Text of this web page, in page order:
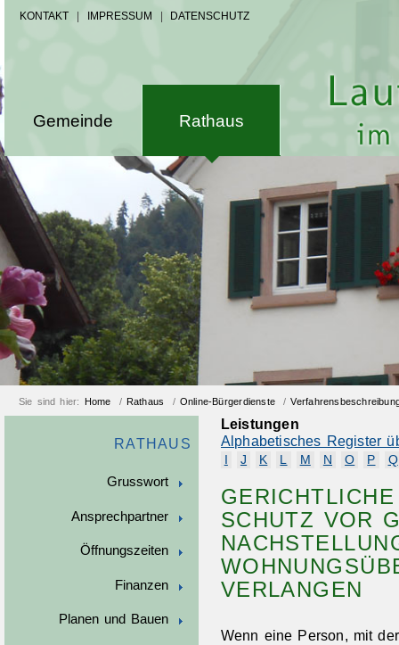
KONTAKT IMPRESSUM DATENSCHUTZ
Gemeinde Rathaus
Sie sind hier: Home / Rathaus / Online-Bürgerdienste /
RATHAUS
Grusswort
Ansprechpartner
Öffnungszeiten
Finanzen
Planen und Bauen
Leistungen
Alphabetisches Register
J K L M N O P Q
GERICHTLICHE
CHUTZ VOR
ERLANGEN
Wenn eine Person, mit